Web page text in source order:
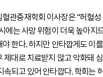
관중재학회 이사장은 “허혈
에는 사망 위험이 더욱 높아지
한다. 하지만 안타깝게도 이
제대로 치료받지 않고 악화돼
속되고 있어 안타깝다. 학회는